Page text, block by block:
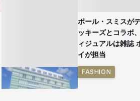
ポール・スミスが
ッキーズとコラボ
ィジュアルは雑誌
イが担当
FASHION